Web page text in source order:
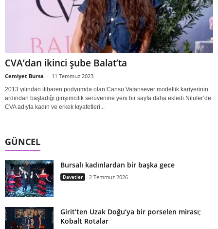
CVA’dan ikinci şube Balat’ta
Cemiyet Bursa - 11 Temmuz 2023
2013 yılından itibaren podyumda olan Cansu Vatansever modellik kariyerinin
ardından başladığı girişimcilik serüvenine yeni bir sayfa daha ekledi.Nilüfer’de
CVA adıyla kadın ve erkek kıyafetleri...
GÜNCEL
Bursalı kadınlardan bir başka gece
Davetler 2 Temmuz 2026
Girit’ten Uzak Doğu’ya bir porselen mirası;
Kobalt Rotalar